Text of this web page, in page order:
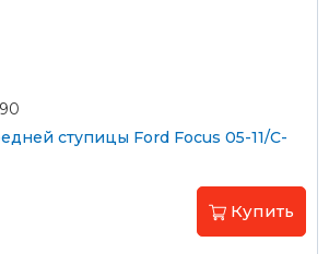
картами
ступицы Ford Focus 05-11/C-
Купить